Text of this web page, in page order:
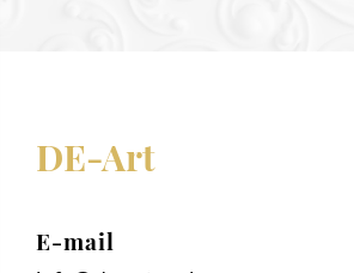
DE-Art
E-mail